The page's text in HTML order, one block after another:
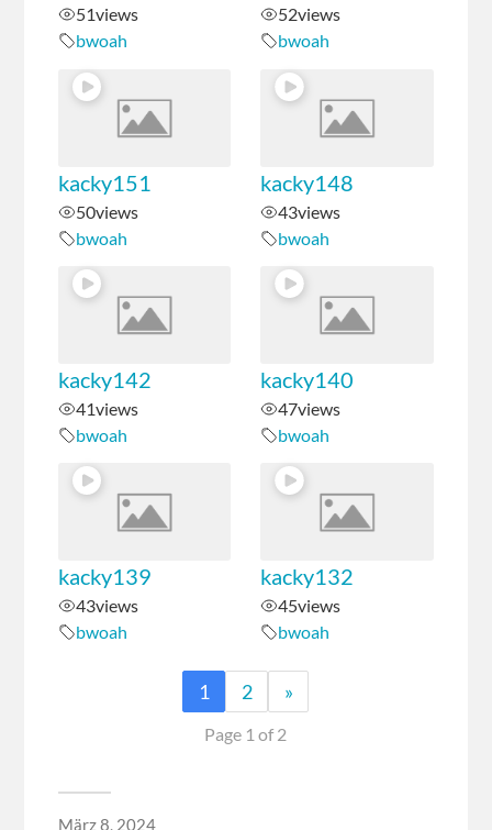
51views
bwoah
52views
bwoah
kacky151
50views
bwoah
kacky148
43views
bwoah
kacky142
41views
bwoah
kacky140
47views
bwoah
kacky139
43views
bwoah
kacky132
45views
bwoah
1 2 »
Page 1 of 2
März 8, 2024